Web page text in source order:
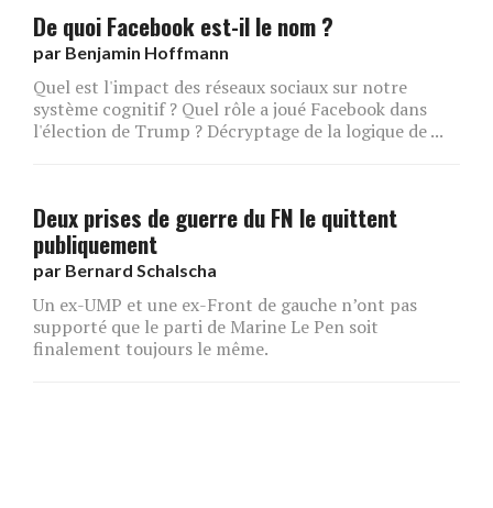
De quoi Facebook est-il le nom ?
par Benjamin Hoffmann
Quel est l'impact des réseaux sociaux sur notre
système cognitif ? Quel rôle a joué Facebook dans
l'élection de Trump ? Décryptage de la logique de ...
Deux prises de guerre du FN le quittent
publiquement
par Bernard Schalscha
Un ex-UMP et une ex-Front de gauche n’ont pas
supporté que le parti de Marine Le Pen soit
finalement toujours le même.